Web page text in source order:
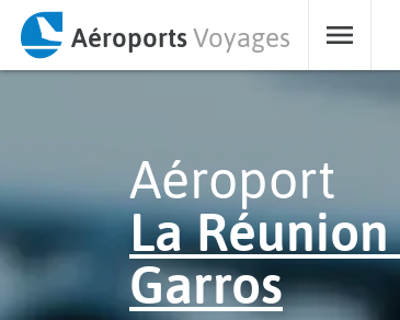
AéroportsVoyages
Aéroport
La
Garros